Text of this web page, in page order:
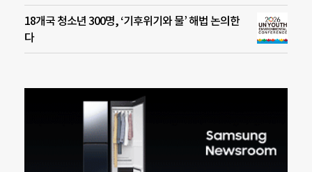
18개국 청소년 300명, ‘기후위기와 물’ 해법 논의한
다